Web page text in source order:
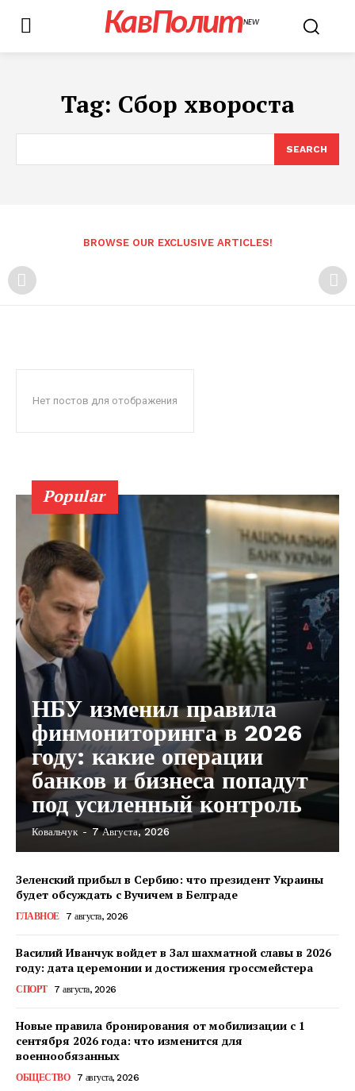
КавПолитNEW
Tag: Сбор хвороста
SEARCH
BROWSE OUR EXCLUSIVE ARTICLES!
Нет постов для отображения
Popular
НБУ изменил правила
финмониторинга в 2026
году: какие операции
банков и бизнеса попадут
под усиленный контроль
Ковальчук - 7 Августа, 2026
Зеленский прибыл в Сербию: что президент Украины
будет обсуждать с Вучичем в Белграде
ГЛАВНОЕ 7 августа, 2026
Василий Иванчук войдет в Зал шахматной славы в 2026
году: дата церемонии и достижения гроссмейстера
СПОРТ 7 августа, 2026
Новые правила бронирования от мобилизации с 1
сентября 2026 года: что изменится для
военнообязанных
ОБЩЕСТВО 7 августа, 2026